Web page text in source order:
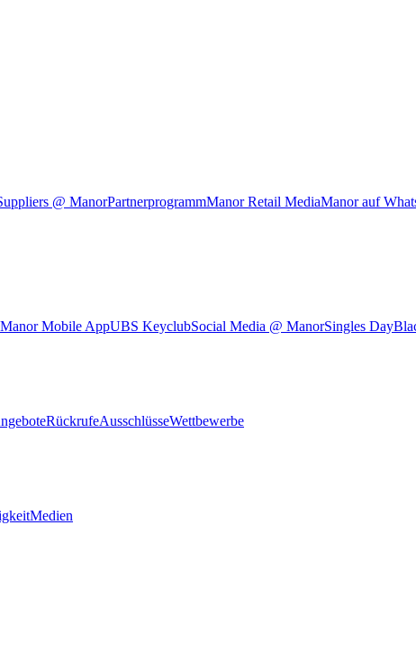
@ ManorPartnerprogrammManor Retail MediaManor auf
Manor Mobile AppUBS KeyclubSocial Media @ ManorSingles Day
RückrufeAusschlüsseWettbewerbe
Medien